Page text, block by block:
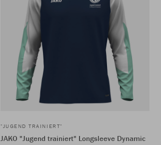
"JUGEND TRAINIERT"
JAKO "Jugend trainiert" Longsleeve Dynamic